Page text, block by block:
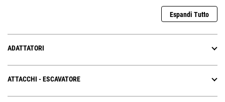
Espandi Tutto
ADATTATORI
ATTACCHI - ESCAVATORE